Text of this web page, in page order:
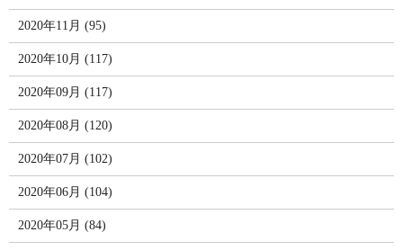
2020年11月 (95)
2020年10月 (117)
2020年09月 (117)
2020年08月 (120)
2020年07月 (102)
2020年06月 (104)
2020年05月 (84)